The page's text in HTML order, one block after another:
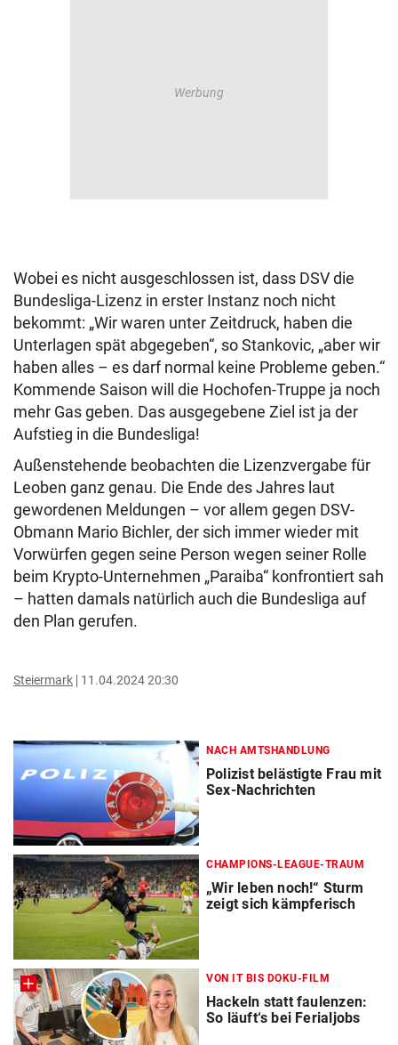
Wobei es nicht ausgeschlossen ist, dass DSV die
Bundesliga-Lizenz in erster Instanz noch nicht
bekommt: „Wir waren unter Zeitdruck, haben die
Unterlagen spät abgegeben“, so Stankovic, „aber wir
haben alles – es darf normal keine Probleme geben.“
Kommende Saison will die Hochofen-Truppe ja noch
mehr Gas geben. Das ausgegebene Ziel ist ja der
Aufstieg in die Bundesliga!
Außenstehende beobachten die Lizenzvergabe für
Leoben ganz genau. Die Ende des Jahres laut
gewordenen Meldungen – vor allem gegen DSV-
Obmann Mario Bichler, der sich immer wieder mit
Vorwürfen gegen seine Person wegen seiner Rolle
beim Krypto-Unternehmen „Paraiba“ konfrontiert sah
– hatten damals natürlich auch die Bundesliga auf
den Plan gerufen.
Steiermark 11.04.2024 20:30
NACH AMTSHANDLUNG
Polizist belästigte Frau mit
Sex-Nachrichten
CHAMPIONS-LEAGUE-TRAUM
„Wir leben noch!“ Sturm
zeigt sich kämpferisch
VON IT BIS DOKU-FILM
Hackeln statt faulenzen:
So läuft‘s bei Ferialjobs